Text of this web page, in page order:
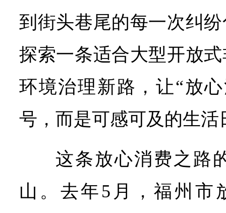
到街头巷尾的每一次纠
探索一条适合大型开放
环境治理新路，让“放
号，而是可感可及的生活
这条放心消费之路
山。去年5月，福州市